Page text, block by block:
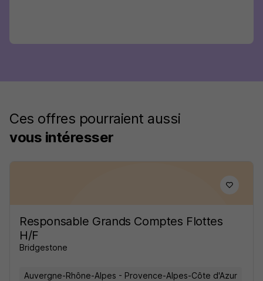
Ces offres pourraient aussi
vous intéresser
Responsable Grands Comptes Flottes
H/F
Bridgestone
Auvergne-Rhône-Alpes - Provence-Alpes-Côte d'Azur